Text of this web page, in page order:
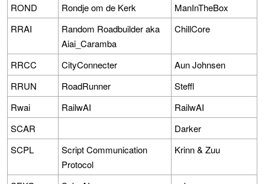
ROND Rondje om de Kerk
ManInTheBox
RRAI
Random Roadbuilder aka
Aiai_Caramba
ChillCore
RRCC CityConnecter
Aun Johnsen
RRUN
RoadRunner
Steffl
Rwai
RailwAI
RailwAI
SCAR
Darker
SCPL
Script Communication
Protocol
Krinn & Zuu